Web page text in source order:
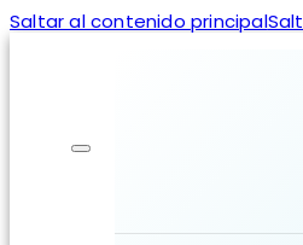
Saltar al contenido principal